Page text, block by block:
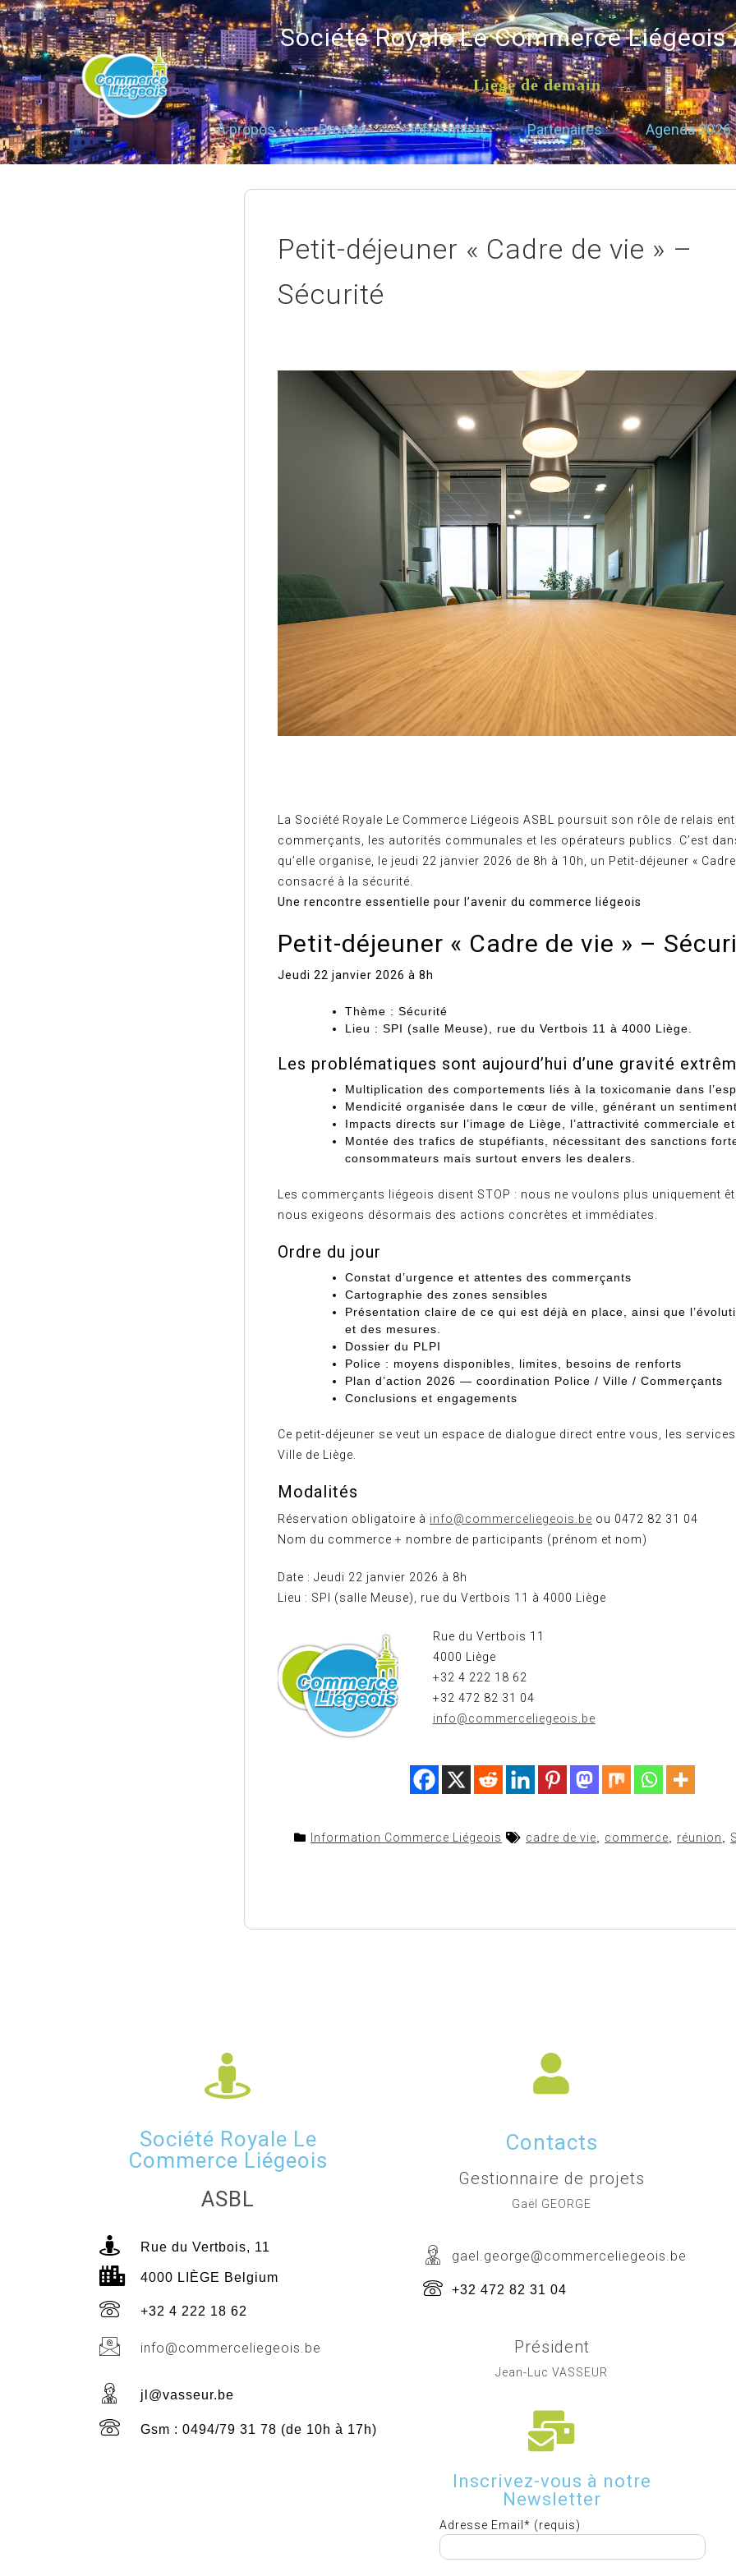
Société Royale Le Commerce Liégeois
Liège de demain
À propos Projets Infos utiles Partenaires Agenda 2026
Petit-déjeuner « Cadre de vie » –
Sécurité
La Société Royale Le Commerce Liégeois ASBL poursuit son rôle de relais
commerçants, les autorités communales et les opérateurs publics. C’est
qu’elle organise, le jeudi 22 janvier 2026 de 8h à 10h, un Petit-déjeuner «
consacré à la sécurité.
Une rencontre essentielle pour l’avenir du commerce liégeois
Petit-déjeuner « Cadre de vie » –
Jeudi 22 janvier 2026 à 8h
Thème : Sécurité
Lieu : SPI (salle Meuse), rue du Vertbois 11 à 4000 Liège.
Les problématiques sont aujourd’hui d’une gravité
Multiplication des comportements liés à la toxicomanie dans
Mendicité organisée dans le cœur de ville, générant un sentiment
Impacts directs sur l’image de Liège, l’attractivité commerciale
Montée des trafics de stupéfiants, nécessitant des sanctions
consommateurs mais surtout envers les dealers.
Les commerçants liégeois disent STOP : nous ne voulons plus uniquement
nous exigeons désormais des actions concrètes et immédiates.
Ordre du jour
Constat d’urgence et attentes des commerçants
Cartographie des zones sensibles
Présentation claire de ce qui est déjà en place, ainsi que
et des mesures.
Dossier du PLPI
Police : moyens disponibles, limites, besoins de renforts
Plan d’action 2026 — coordination Police / Ville / Commerçants
Conclusions et engagements
Ce petit-déjeuner se veut un espace de dialogue direct entre vous, les
Ville de Liège.
Modalités
Réservation obligatoire à info@commerceliegeois.be ou 0472 82 31 04
Nom du commerce + nombre de participants (prénom et nom)
Date : Jeudi 22 janvier 2026 à 8h
Lieu : SPI (salle Meuse), rue du Vertbois 11 à 4000 Liège
Rue du Vertbois 11
4000 Liège
+32 4 222 18 62
+32 472 82 31 04
info@commerceliegeois.be
Information Commerce Liégeois cadre de vie commerce réunion
Société Royale Le
Commerce Liégeois
ASBL
Rue du Vertbois, 11
4000 LIÈGE Belgium
+32 4 222 18 62
info@commerceliegeois.be
jl@vasseur.be
Gsm : 0494/79 31 78 (de 10h à 17h)
Contacts
Gestionnaire de projets
Gaël GEORGE
gael.george@commerceliegeois.be
+32 472 82 31 04
Président
Jean-Luc VASSEUR
Inscrivez-vous à notre
Newsletter
Adresse Email* (requis)